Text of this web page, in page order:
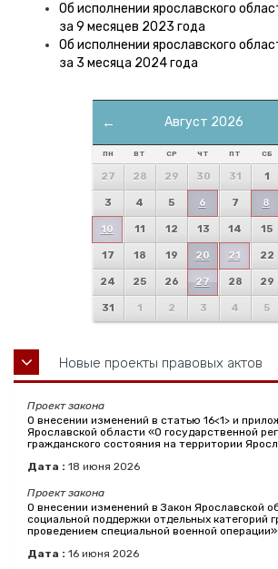
Об исполнении ярославского
за 9 месяцев 2023 года
Об исполнении ярославского
за 3 месяца 2024 года
← Август 2026
ПН ВТ СР ЧТ ПТ СБ
27 28 29 30 31 1
3 4 5 6 7 8
10 11 12 13 14 15
17 18 19 20 21 22
24 25 26 27 28 29
31 1 2 3 4 5
Новые проекты правовых актов
Проект закона
О внесении изменений в статью 16<1> и
Ярославской области «О государственной
гражданского состояния на территории
Дата : 18 июня 2026
Проект закона
О внесении изменений в Закон Ярославской
социальной поддержки отдельных категорий
проведением специальной военной операции»
Дата : 16 июня 2026